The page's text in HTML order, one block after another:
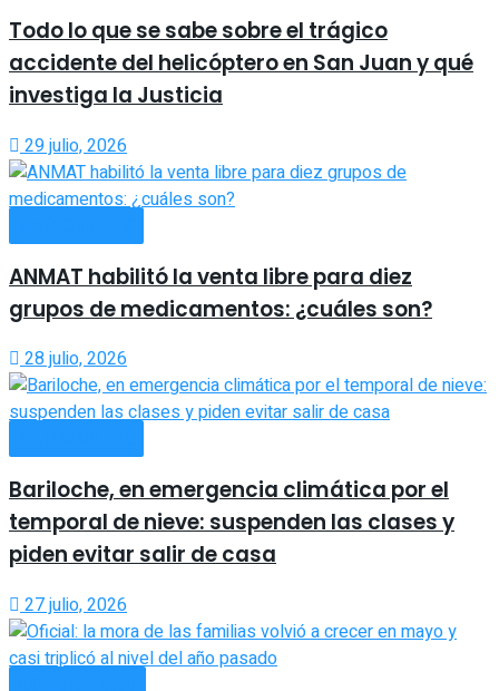
Todo lo que se sabe sobre el trágico
accidente del helicóptero en San Juan y qué
investiga la Justicia
29 julio, 2026
ANMAT habilitó la venta libre para diez
grupos de medicamentos: ¿cuáles son?
28 julio, 2026
Bariloche, en emergencia climática por el
temporal de nieve: suspenden las clases y
piden evitar salir de casa
27 julio, 2026